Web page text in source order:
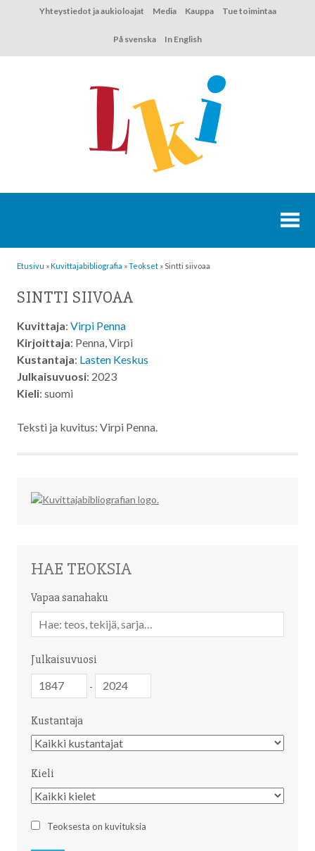
Yhteystiedot ja aukioloajat Media Kauppa Tue toimintaa
På svenska In English
Etusivu »Kuvittaja­bibliografia »Teokset » Sintti siivoaa
SINTTI SIIVOAA
Kuvittaja: Virpi Penna
Kirjoittaja: Penna, Virpi
Kustantaja: Lasten Keskus
Julkaisuvuosi: 2023
Kieli: suomi
Teksti ja kuvitus: Virpi Penna.
HAE TEOKSIA
Vapaa sanahaku
sanahaku
Julkaisuvuosi
-
Kustantaja
Kustantaja
Kieli
Kieli
Teoksesta on kuvituksia